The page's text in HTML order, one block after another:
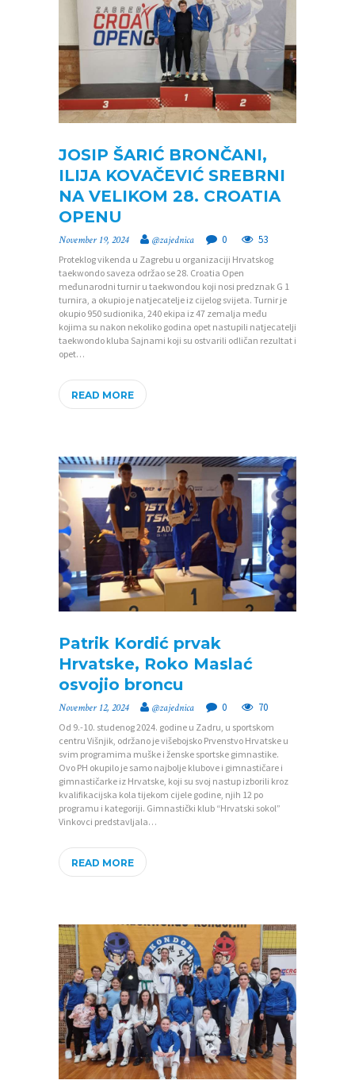
JOSIP ŠARIĆ BRONČANI,
ILIJA KOVAČEVIĆ SREBRNI
NA VELIKOM 28. CROATIA
OPENU
November 19, 2024 @zajednica 0 53
Proteklog vikenda u Zagrebu u organizaciji Hrvatskog
taekwondo saveza održao se 28. Croatia Open
međunarodni turnir u taekwondou koji nosi predznak G 1
turnira, a okupio je natjecatelje iz cijelog svijeta. Turnir je
okupio 950 sudionika, 240 ekipa iz 47 zemalja među
kojima su nakon nekoliko godina opet nastupili natjecatelji
taekwondo kluba Sajnami koji su ostvarili odličan rezultat i
opet…
READ MORE
Patrik Kordić prvak
Hrvatske, Roko Maslać
osvojio broncu
November 12, 2024 @zajednica 0 70
Od 9.-10. studenog 2024. godine u Zadru, u sportskom
centru Višnjik, održano je višebojsko Prvenstvo Hrvatske u
svim programima muške i ženske sportske gimnastike.
Ovo PH okupilo je samo najbolje klubove i gimnastičare i
gimnastičarke iz Hrvatske, koji su svoj nastup izborili kroz
kvalifikacijska kola tijekom cijele godine, njih 12 po
programu i kategoriji. Gimnastički klub “Hrvatski sokol”
Vinkovci predstavljala…
READ MORE